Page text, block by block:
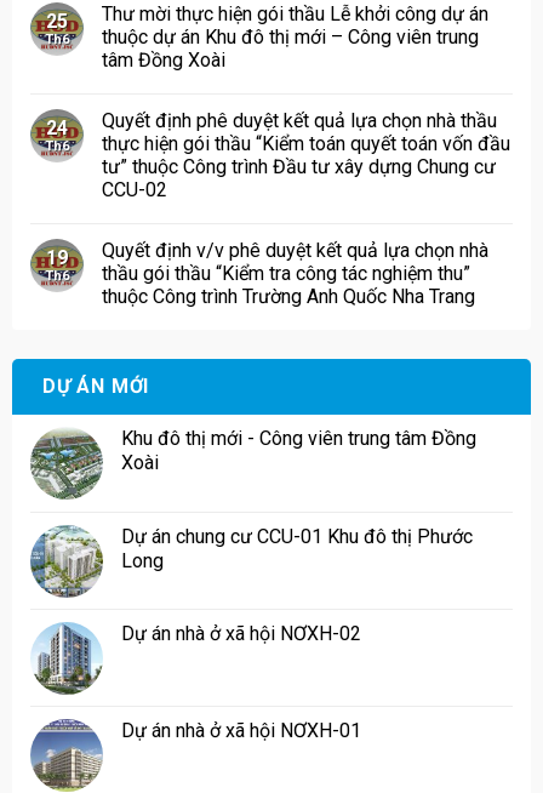
25
Th6
Thư mời thực hiện gói thầu Lễ khởi công dự án
thuộc dự án Khu đô thị mới – Công viên trung
tâm Đồng Xoài
24
Th6
Quyết định phê duyệt kết quả lựa chọn nhà thầu
thực hiện gói thầu “Kiểm toán quyết toán vốn đầu
tư” thuộc Công trình Đầu tư xây dựng Chung cư
CCU-02
19
Th6
Quyết định v/v phê duyệt kết quả lựa chọn nhà
thầu gói thầu “Kiểm tra công tác nghiệm thu”
thuộc Công trình Trường Anh Quốc Nha Trang
DỰ ÁN MỚI
Khu đô thị mới - Công viên trung tâm Đồng
Xoài
Dự án chung cư CCU-01 Khu đô thị Phước
Long
Dự án nhà ở xã hội NƠXH-02
Dự án nhà ở xã hội NƠXH-01